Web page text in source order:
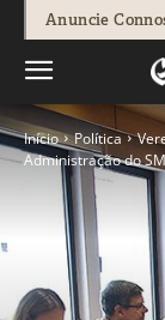
Anuncie
Início Política
Administração do